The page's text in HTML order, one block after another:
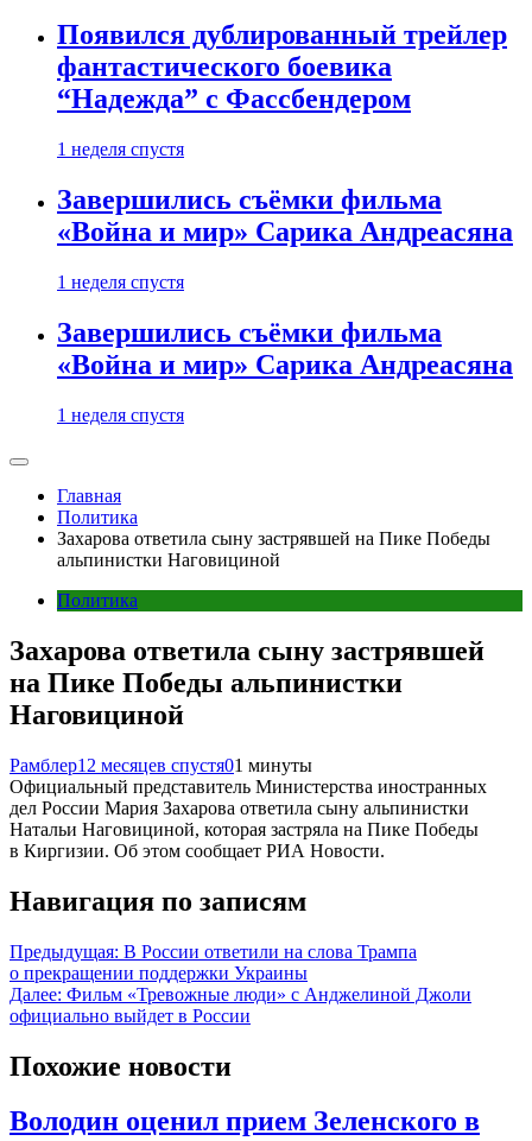
Появился дублированный трейлер
фантастического боевика
“Надежда” с Фассбендером
1 неделя спустя
Завершились съёмки фильма
«Война и мир» Сарика Андреасяна
1 неделя спустя
Завершились съёмки фильма
«Война и мир» Сарика Андреасяна
1 неделя спустя
Главная
Политика
Захарова ответила сыну застрявшей на Пике Победы
альпинистки Наговициной
Политика
Захарова ответила сыну застрявшей
на Пике Победы альпинистки
Наговициной
Рамблер12 месяцев спустя01 минуты
Официальный представитель Министерства иностранных
дел России Мария Захарова ответила сыну альпинистки
Натальи Наговициной, которая застряла на Пике Победы
в Киргизии. Об этом сообщает РИА Новости.
Навигация по записям
Предыдущая: В России ответили на слова Трампа
о прекращении поддержки Украины
Далее: Фильм «Тревожные люди» с Анджелиной Джоли
официально выйдет в России
Похожие новости
Володин оценил прием Зеленского в